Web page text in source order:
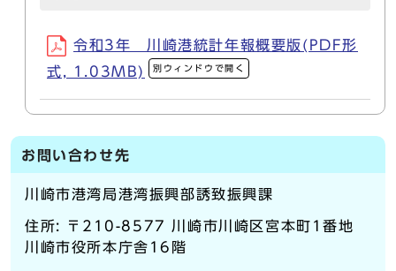
令和3年 川崎港統計年報概要版(PDF形
式, 1.03MB)
別ウィンドウで開く
お問い合わせ先
川崎市港湾局港湾振興部誘致振興課
住所: 〒210-8577 川崎市川崎区宮本町1番地
川崎市役所本庁舎16階